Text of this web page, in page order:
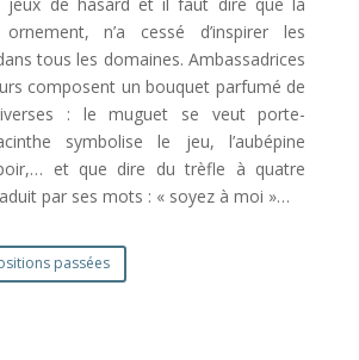
n’a cessé d’inspirer les
tous les domaines. Ambassadrices
composent un bouquet parfumé de
: le muguet se veut porte-
symbolise le jeu, l’aubépine
et que dire du trèfle à quatre
par ses mots : « soyez à moi »…
passées